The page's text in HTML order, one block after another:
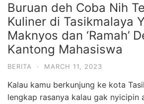
Buruan deh Coba Nih
Kuliner di Tasikmalaya
Maknyos dan ‘Ramah’
Kantong Mahasiswa
BERITA · MARCH 11, 2023
Kalau kamu berkunjung ke kota
lengkap rasanya kalau gak nyicipin